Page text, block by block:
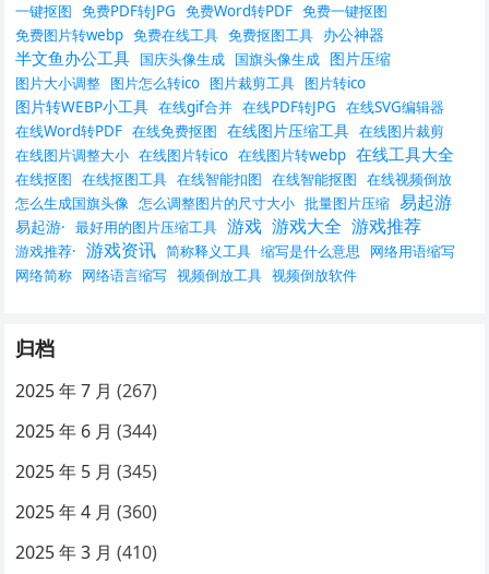
一键抠图 免费PDF转JPG 免费Word转PDF 免费一键抠图
免费图片转webp 免费在线工具 免费抠图工具 办公神器
半文鱼办公工具 国庆头像生成 国旗头像生成 图片压缩
图片大小调整 图片怎么转ico 图片裁剪工具 图片转ico
图片转WEBP小工具 在线gif合并 在线PDF转JPG 在线SVG编辑器
在线Word转PDF 在线免费抠图 在线图片压缩工具 在线图片裁剪
在线图片调整大小 在线图片转ico 在线图片转webp 在线工具大全
在线抠图 在线抠图工具 在线智能扣图 在线智能抠图 在线视频倒放
怎么生成国旗头像 怎么调整图片的尺寸大小 批量图片压缩 易起游
易起游· 最好用的图片压缩工具 游戏 游戏大全 游戏推荐
游戏推荐· 游戏资讯 简称释义工具 缩写是什么意思
网络用语缩写
网络简称 网络语言缩写 视频倒放工具 视频倒放软件
归档
2025 年 7 月 (267)
2025 年 6 月 (344)
2025 年 5 月 (345)
2025 年 4 月 (360)
2025 年 3 月 (410)